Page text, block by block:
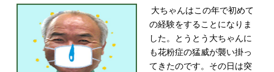
大ちゃんはこの年で初めて
の経験をすることになりま
した。とうとう大ちゃんに
も花粉症の猛威が襲い掛っ
てきたのです。その日は突